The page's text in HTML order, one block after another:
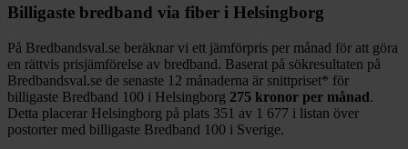
Billigaste bredband via fiber i Helsingborg
På Bredbandsval.se beräknar vi ett jämförpris per månad för att göra
en rättvis prisjämförelse av bredband. Baserat på sökresultaten på
Bredbandsval.se de senaste 12 månaderna är snittpriset* för
billigaste Bredband 100 i Helsingborg 275 kronor per månad.
Detta placerar Helsingborg på plats 351 av 1 677 i listan över
postorter med billigaste Bredband 100 i Sverige.